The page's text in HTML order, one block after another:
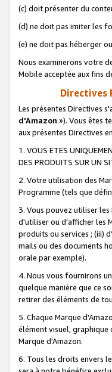
(c) doit présenter du
(d) ne doit pas imiter les
(e) ne doit pas héberger
Nous examinerons votre
Mobile acceptée aux fins
Directives
Les présentes Directives
d'Amazon »). Vous êtes
aux présentes Directives
1. VOUS ETES
DES PRODUITS SUR UN
2. Votre utilisation des
Programme (tels que
3. Vous pouvez utiliser
d'utiliser ou d'afficher les
produits ou services ; (iii)
mails ou des documents
orale par exemple).
4. Nous vous fournirons
quelque manière que ce
retirer des éléments de
5. Chaque Marque
élément visuel, graphique
Marque d'Amazon.
6. Tous les droits envers